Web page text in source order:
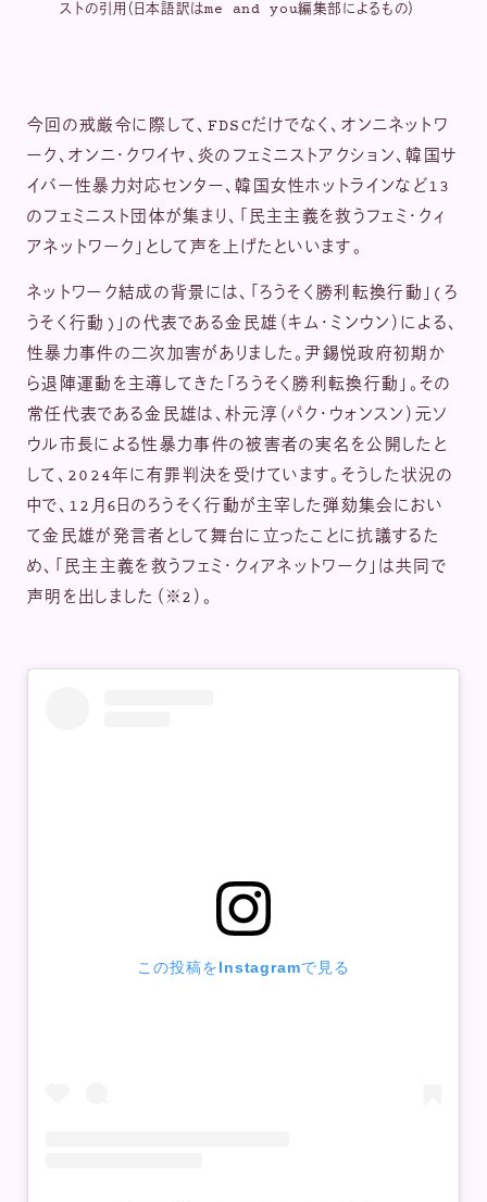
ストの引用（日本語訳はme and you編集部によるもの）
今回の戒厳令に際して、FDSCだけでなく、オンニネットワ
ーク、オンニ・クワイヤ、炎のフェミニストアクション、韓国サ
イバー性暴力対応センター、韓国女性ホットラインなど13
のフェミニスト団体が集まり、「民主主義を救うフェミ・クィ
アネットワーク」として声を上げたといいます。
ネットワーク結成の背景には、「ろうそく勝利転換行動」(ろ
うそく行動)」の代表である金民雄（キム・ミンウン）による、
性暴力事件の二次加害がありました。尹錫悦政府初期か
ら退陣運動を主導してきた「ろうそく勝利転換行動」。その
常任代表である金民雄は、朴元淳（パク・ウォンスン）元ソ
ウル市長による性暴力事件の被害者の実名を公開したと
して、2024年に有罪判決を受けています。そうした状況の
中で、12月6日のろうそく行動が主宰した弾劾集会におい
て金民雄が発言者として舞台に立ったことに抗議するた
め、「民主主義を救うフェミ・クィアネットワーク」は共同で
声明を出しました（※2）。
この投稿をInstagramで見る